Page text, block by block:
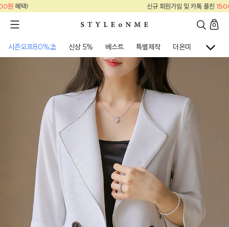
신규 회원가입 및 카톡 플친
0
시즌오프80%⛱ 신상 5% 베스트 특별제작 더온미 골프웨어